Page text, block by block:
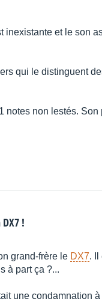
inexistante et le son
qui le distinguent
notes non lestés. Son
!
grand-frère le DX7. Il
à part ça ?...
une condamnation à